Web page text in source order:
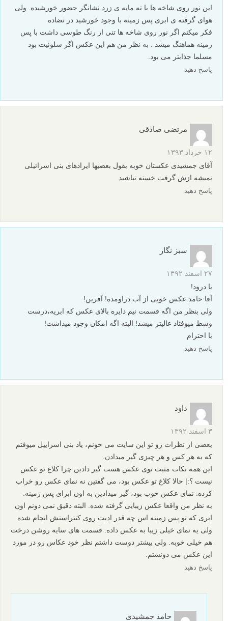
این نور روی شاخه ها با ته مایه ی زرد نشانگر حضور خورشیده. ولی
هوای گرفته ی ابری پس زمینه با وجود خورشید در تضاده
فکر میکنم اگر نور روی شاخه ها تنی از رنگ طوسی داشت با پس
زمینه هماهنگ میشد . به نظر من هم این عکس اگر سلوئیت بود
مسلما جذابتر می بود.
پاسخ دهید
مرتضی صادقی
۱۲ خرداد ۱۳۹۳
آقای جمشیدی عکستان خوبه بقول بعضیها ایرادهای بنی اسرائیلی
نمیشه ازش گرفت خسته نباشید
پاسخ دهید
سبز نگار
۲۷ اسفند ۱۳۹۲
با درود!
آقا حامد عکس خوبی از آب دراومده! آفرین!
ولی بنظر من اگه قسمت نیم دایره بالای عکس که ابریه،درست
وسط میوفتاد عالیتر میشد! البته اگه امکان وجود میداشت!
با احترام
پاسخ دهید
داود
۳ اسفند ۱۳۹۲
بعضی از نظرات رو تو این سایت می خونم، یاد بنی اسراییل میوفتم
که به هر کس و هر چیزی گیر میدادن.
این همه نکات مثبت توی عکس هست گیر دادین چرا کلاغ تو عکس
نیست ؟:| حالا کلاغ تو عکس بود، می گفتین نه نمای عکس رو خراب
کرده. نمای عکس خوب بود، گیر میدادین به اون ابرای پس زمینه.
به نظر من واقعا عکس زیبایی گرفته شده. البته دقیق نمی دونم اون
ابری که تو پس زمینه اس چه قدر ادیت روی کنتراستش انجام شده
ولی یه نمای خیلی زیبا به عکس داده. قسمت های سایه روشن درخت
هم خیلی خوبه. ولی بیشتر دوست داشتم نظر خود عکاس رو در مورد
این عکس می دونستم.
پاسخ دهید
حامد جمشیدی